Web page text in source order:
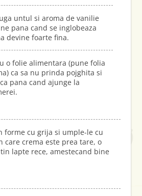
untul si aroma de vanilie
pana cand se inglobeaza
devine foarte fina.
o folie alimentara (pune folia
ca sa nu prinda pojghita si
pana cand ajunge la
forme cu grija si umple-le cu
care crema este prea tare, o
lapte rece, amestecand bine